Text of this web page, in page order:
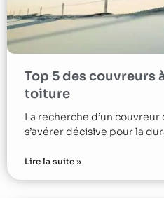
Top 5 des couvreurs
toiture
La recherche d’un
s’avérer décisive pour la
Lire la suite »